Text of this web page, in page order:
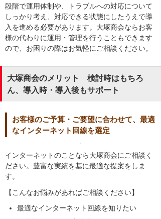
段階で運用体制や、トラブルへの対応について
しっかり考え、対応できる状態にしたうえで導
入を進める必要があります。大塚商会ならお客
様の代わりに運用・管理を行うこともできます
ので、お困りの際はお気軽にご相談ください。
大塚商会のメリット 検討時はもちろ
ん、導入時・導入後もサポート
お客様のご予算・ご要望に合わせて、最適
なインターネット回線を選定
インターネットのことなら大塚商会にご相談く
ださい。豊富な実績を基に最適な提案をしま
す。
【こんなお悩みがあればご相談ください】
最適なインターネット回線を知りたい